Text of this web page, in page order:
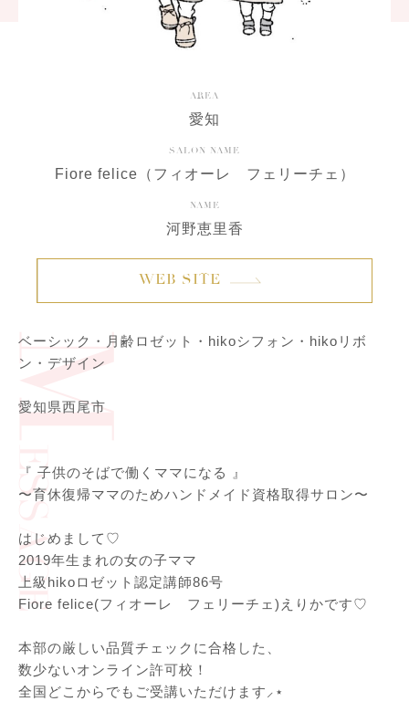
AREA
愛知
SALON NAME
Fiore felice（フィオーレ フェリーチェ）
NAME
河野恵里香
WEB SITE
ベーシック・月齢ロゼット・hikoシフォン・hikoリボ
ン・デザイン
愛知県西尾市
『 子供のそばで働くママになる 』
〜育休復帰ママのためハンドメイド資格取得サロン〜
はじめまして♡
2019年生まれの女の子ママ
上級hikoロゼット認定講師86号
Fiore felice(フィオーレ フェリーチェ)えりかです♡
本部の厳しい品質チェックに合格した、
数少ないオンライン許可校！
全国どこからでもご受講いただけます⸝⋆